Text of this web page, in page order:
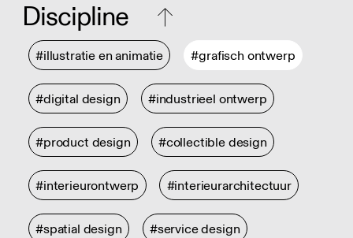
Discipline
#illustratie en animatie #grafisch ontwerp
#digital design #industrieel ontwerp
#product design #collectible design
#interieurontwerp #interieurarchitectuur
#spatial design #service design